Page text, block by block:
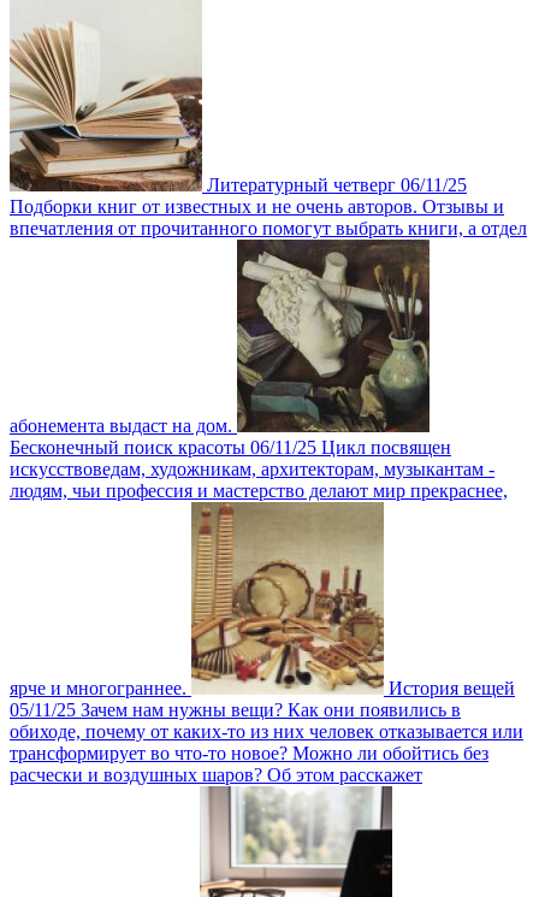
Литературный четверг 06/11/25
Подборки книг от известных и не очень авторов. Отзывы и
впечатления от прочитанного помогут выбрать книги, а отдел
абонемента выдаст на дом.
Бесконечный поиск красоты 06/11/25 Цикл посвящен
искусcтвоведам, художникам, архитекторам, музыкантам -
людям, чьи профессия и мастерство делают мир прекраснее,
ярче и многограннее.
История вещей
05/11/25 Зачем нам нужны вещи? Как они появились в
обиходе, почему от каких-то из них человек отказывается или
трансформирует во что-то новое? Можно ли обойтись без
расчески и воздушных шаров? Об этом расскажет